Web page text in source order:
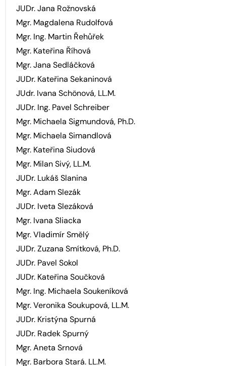
JUDr. Jana Rožnovská
Mgr. Magdalena Rudolfová
Mgr. Ing. Martin Řehůřek
Mgr. Kateřina Říhová
Mgr. Jana Sedláčková
JUDr. Kateřina Sekaninová
JUdr. Ivana Schönová, LL.M.
JUDr. Ing. Pavel Schreiber
Mgr. Michaela Sigmundová, Ph.D.
Mgr. Michaela Simandlová
Mgr. Kateřina Siudová
Mgr. Milan Sivý, LL.M.
JUDr. Lukáš Slanina
Mgr. Adam Slezák
JUDr. Iveta Slezáková
Mgr. Ivana Sliacka
Mgr. Vladimír Smělý
JUDr. Zuzana Smítková, Ph.D.
JUDr. Pavel Sokol
JUDr. Kateřina Součková
Mgr. Ing. Michaela Soukeníková
Mgr. Veronika Soukupová, LL.M.
JUDr. Kristýna Spurná
JUDr. Radek Spurný
Mgr. Aneta Srnová
Mgr. Barbora Stará. LL.M.